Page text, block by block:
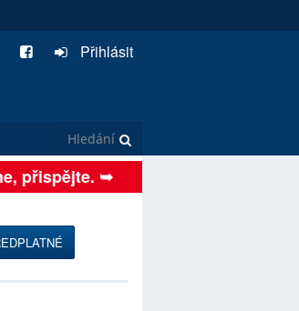
Přihlásit
přispějte. ➥